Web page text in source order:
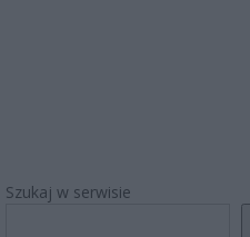
Szukaj w serwisie